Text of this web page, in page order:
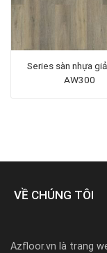
Series sàn nhựa
AW300
VỀ CHÚNG TÔI
Azfloor.vn là trang